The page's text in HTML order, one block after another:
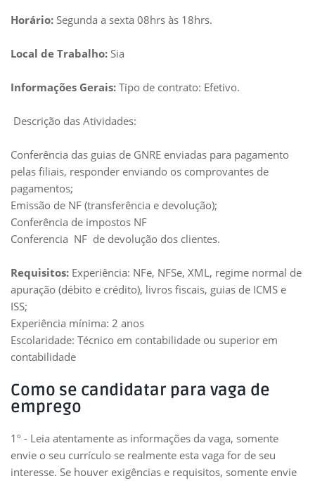
Horário: Segunda a sexta 08hrs às 18hrs.
Local de Trabalho: Sia
Informações Gerais: Tipo de contrato: Efetivo.
Descrição das Atividades:
Conferência das guias de GNRE enviadas para pagamento
pelas filiais, responder enviando os comprovantes de
pagamentos;
Emissão de NF (transferência e devolução);
Conferência de impostos NF
Conferencia NF de devolução dos clientes.
Requisitos: Experiência: NFe, NFSe, XML, regime normal de
apuração (débito e crédito), livros fiscais, guias de ICMS e
ISS;
Experiência mínima: 2 anos
Escolaridade: Técnico em contabilidade ou superior em
contabilidade
Como se candidatar para vaga de
emprego
1º - Leia atentamente as informações da vaga, somente
envie o seu currículo se realmente esta vaga for de seu
interesse. Se houver exigências e requisitos, somente envie